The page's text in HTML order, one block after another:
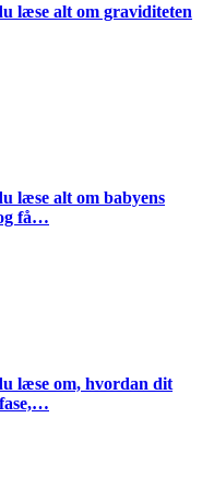
læse alt om graviditeten
læse alt om babyens
få…
læse om, hvordan dit